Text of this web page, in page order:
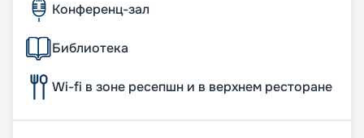
Конференц-зал
Библиотека
Wi-fi в зоне ресепшн и в верхнем ресторане